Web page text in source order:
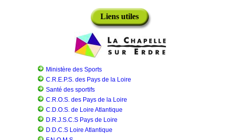
Liens utiles
Ministère des Sports
C.R.E.P.S. des Pays de la Loire
Santé des sportifs
C.R.O.S. des Pays de la Loire
C.D.O.S. de Loire Atlantique
D.R.J.S.C.S Pays de Loire
D.D.C.S Loire Atlantique